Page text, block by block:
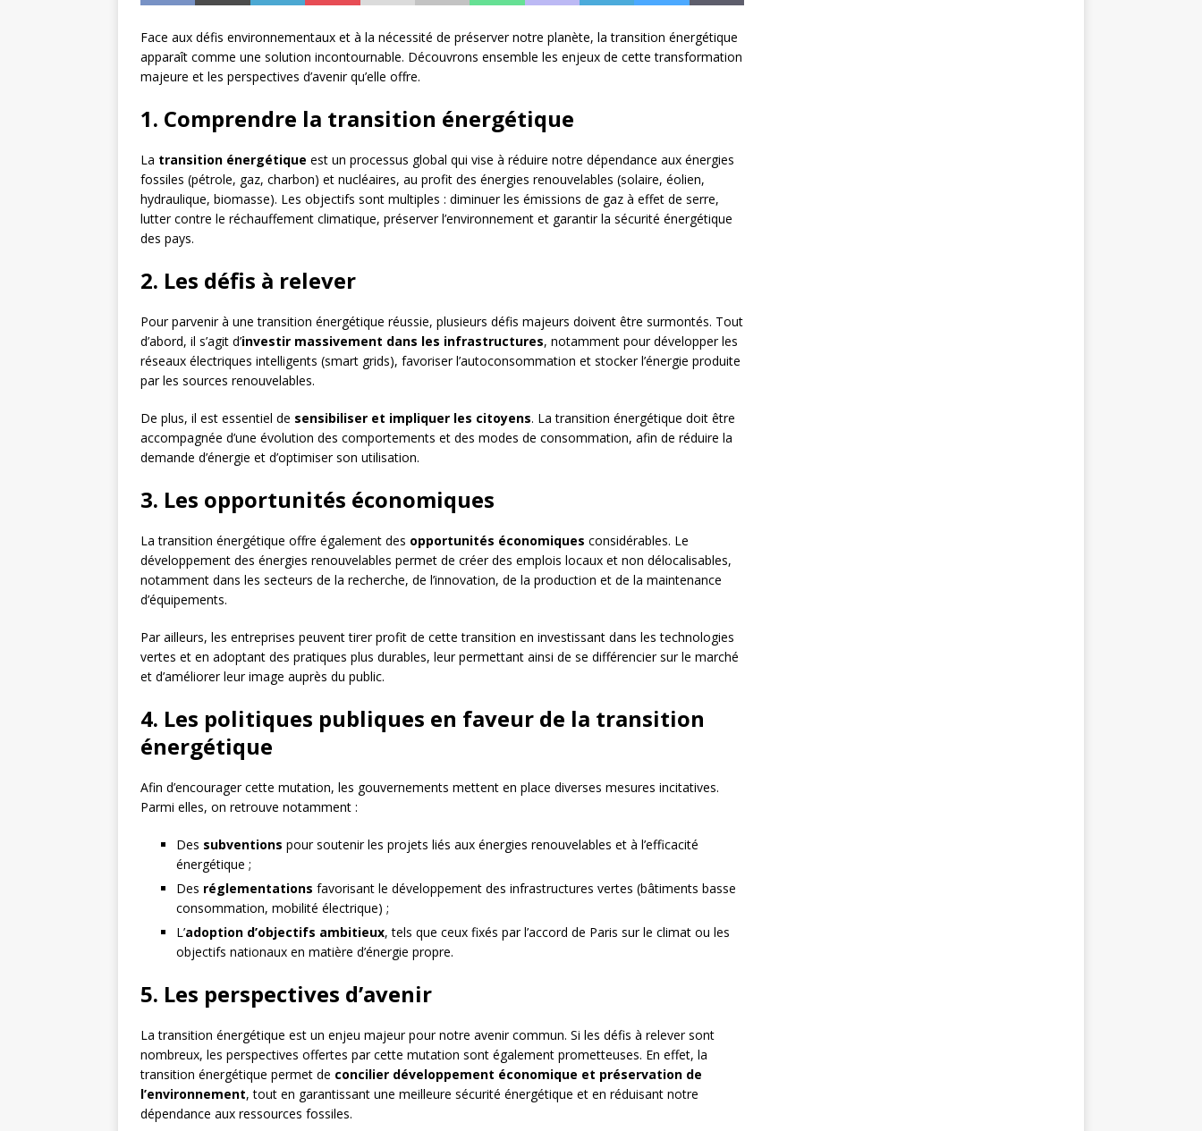
Face aux défis environnementaux et à la nécessité de préserver notre planète, la transition énergétique
apparaît comme une solution incontournable. Découvrons ensemble les enjeux de cette transformation
majeure et les perspectives d’avenir qu’elle offre.
1. Comprendre la transition énergétique
La transition énergétique est un processus global qui vise à réduire notre dépendance aux énergies
fossiles (pétrole, gaz, charbon) et nucléaires, au profit des énergies renouvelables (solaire, éolien,
hydraulique, biomasse). Les objectifs sont multiples : diminuer les émissions de gaz à effet de serre,
lutter contre le réchauffement climatique, préserver l’environnement et garantir la sécurité énergétique
des pays.
2. Les défis à relever
Pour parvenir à une transition énergétique réussie, plusieurs défis majeurs doivent être surmontés. Tout
d’abord, il s’agit d’investir massivement dans les infrastructures, notamment pour développer les
réseaux électriques intelligents (smart grids), favoriser l’autoconsommation et stocker l’énergie produite
par les sources renouvelables.
De plus, il est essentiel de sensibiliser et impliquer les citoyens. La transition énergétique doit être
accompagnée d’une évolution des comportements et des modes de consommation, afin de réduire la
demande d’énergie et d’optimiser son utilisation.
3. Les opportunités économiques
La transition énergétique offre également des opportunités économiques considérables. Le
développement des énergies renouvelables permet de créer des emplois locaux et non délocalisables,
notamment dans les secteurs de la recherche, de l’innovation, de la production et de la maintenance
d’équipements.
Par ailleurs, les entreprises peuvent tirer profit de cette transition en investissant dans les technologies
vertes et en adoptant des pratiques plus durables, leur permettant ainsi de se différencier sur le marché
et d’améliorer leur image auprès du public.
4. Les politiques publiques en faveur de la transition
énergétique
Afin d’encourager cette mutation, les gouvernements mettent en place diverses mesures incitatives.
Parmi elles, on retrouve notamment :
Des subventions pour soutenir les projets liés aux énergies renouvelables et à l’efficacité
énergétique ;
Des réglementations favorisant le développement des infrastructures vertes (bâtiments basse
consommation, mobilité électrique) ;
L’adoption d’objectifs ambitieux, tels que ceux fixés par l’accord de Paris sur le climat ou les
objectifs nationaux en matière d’énergie propre.
5. Les perspectives d’avenir
La transition énergétique est un enjeu majeur pour notre avenir commun. Si les défis à relever sont
nombreux, les perspectives offertes par cette mutation sont également prometteuses. En effet, la
transition énergétique permet de concilier développement économique et préservation de
l’environnement, tout en garantissant une meilleure sécurité énergétique et en réduisant notre
dépendance aux ressources fossiles.